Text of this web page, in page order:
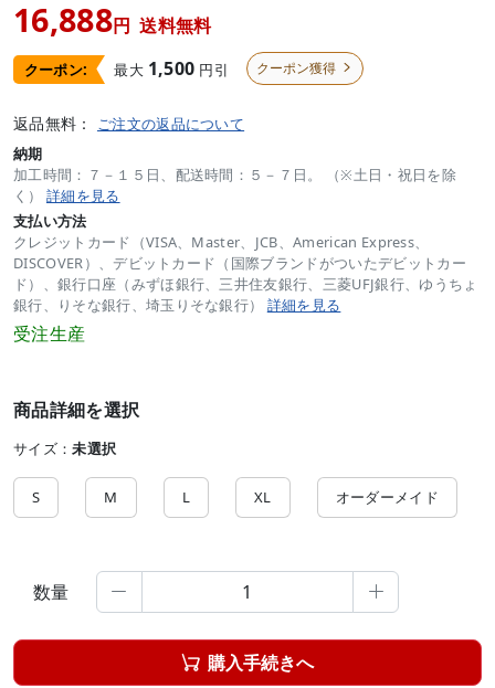
16,888円 送料無料
クーポン: 最大 1,500 円引 クーポン獲得 
返品無料： ご注文の返品について
納期
加工時間：７－１５日、配送時間：５－７日。 （※土日・祝日を除
く） 詳細を見る
支払い方法
クレジットカード（VISA、Master、JCB、American Express、
DISCOVER）、デビットカード（国際ブランドがついたデビットカー
ド）、銀行口座（みずほ銀行、三井住友銀行、三菱UFJ銀行、ゆうちょ
銀行、りそな銀行、埼玉りそな銀行） 詳細を見る
受注生産
商品詳細を選択
サイズ：未選択
S M L XL オーダーメイド
数量  
 購入手続きへ